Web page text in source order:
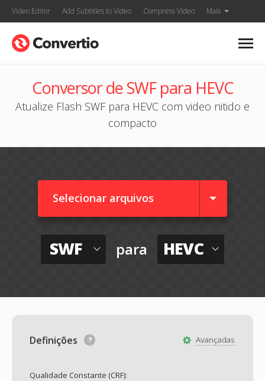
Video Editor Add Subtitles to Video Compress Video Mais
Conversor de SWF para HEVC
Atualize Flash SWF para HEVC com video nitido e
compacto
Selecionar arquivos
SWF para HEVC
Avançadas
Definições
Qualidade Constante (CRF):